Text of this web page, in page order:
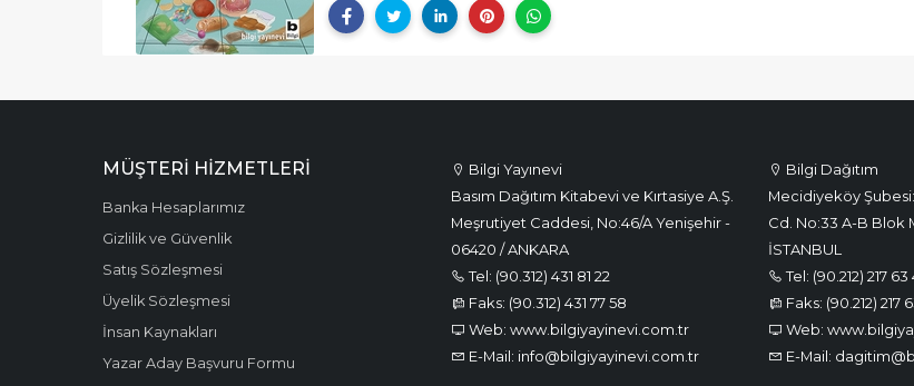
Bilgi Yayınevi
Basım Dağıtım Kitabevi ve Kırtasiye A.Ş.
Meşrutiyet Caddesi, No:46/A Yenişehir -
06420 / ANKARA
Tel: (90.312) 431 81 22
Faks: (90.312) 431 77 58
Web: www.bilgiyayinevi.com.tr
E-Mail: info@bilgiyayinevi.com.tr
Bilgi Dağıtım
Mecidiyeköy
Cd. No:33 A-B Blok
İSTANBUL
Tel: (90.212) 217
Faks: (90.212) 217
Web:
E-Mail:
MÜŞTERI HIZMETLERI
Banka Hesaplarımız
Gizlilik ve Güvenlik
Satış Sözleşmesi
Üyelik Sözleşmesi
İnsan Kaynakları
Yazar Aday Başvuru Formu